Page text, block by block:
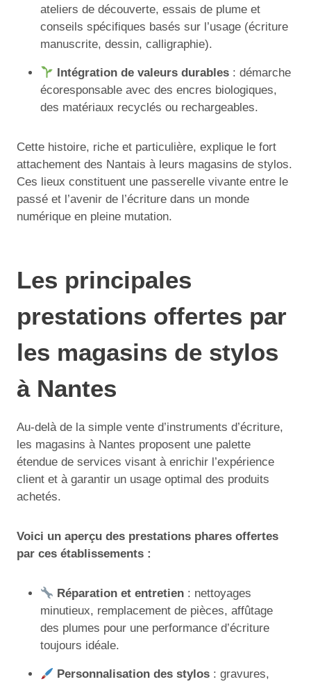
ateliers de découverte, essais de plume et
conseils spécifiques basés sur l’usage (écriture
manuscrite, dessin, calligraphie).
Intégration de valeurs durables : démarche
écoresponsable avec des encres biologiques,
des matériaux recyclés ou rechargeables.
Cette histoire, riche et particulière, explique le fort
attachement des Nantais à leurs magasins de stylos.
Ces lieux constituent une passerelle vivante entre le
passé et l’avenir de l’écriture dans un monde
numérique en pleine mutation.
Les principales
prestations offertes par
les magasins de stylos
à Nantes
Au-delà de la simple vente d’instruments d’écriture,
les magasins à Nantes proposent une palette
étendue de services visant à enrichir l’expérience
client et à garantir un usage optimal des produits
achetés.
Voici un aperçu des prestations phares offertes
par ces établissements :
Réparation et entretien : nettoyages
minutieux, remplacement de pièces, affûtage
des plumes pour une performance d’écriture
toujours idéale.
Personnalisation des stylos : gravures,